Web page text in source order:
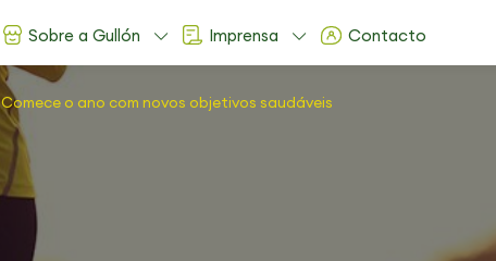
Sobre a Gullón Imprensa Contacto
Comece o ano com novos objetivos saudáveis